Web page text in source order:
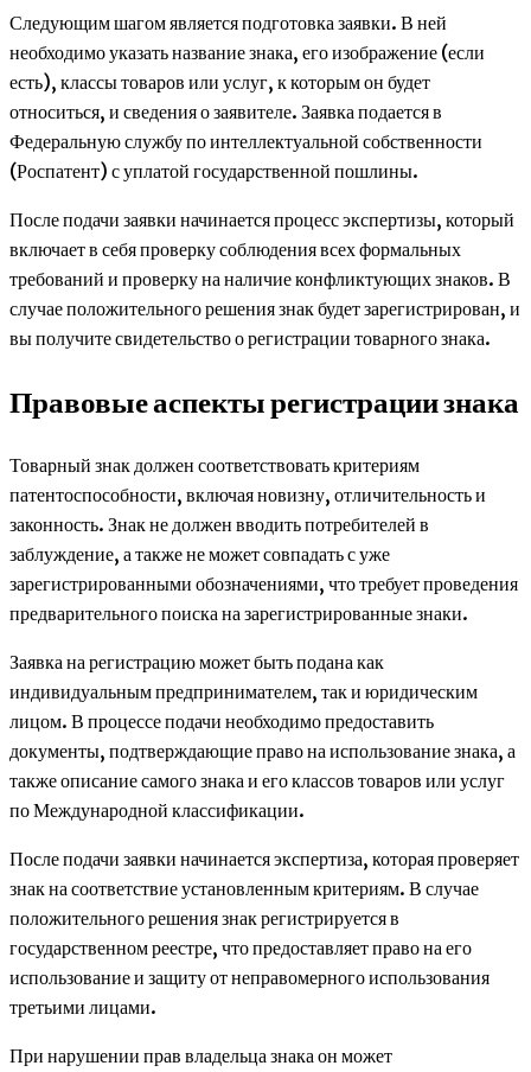
Следующим шагом является подготовка заявки. В ней
необходимо указать название знака, его изображение (если
есть), классы товаров или услуг, к которым он будет
относиться, и сведения о заявителе. Заявка подается в
Федеральную службу по интеллектуальной собственности
(Роспатент) с уплатой государственной пошлины.
После подачи заявки начинается процесс экспертизы, который
включает в себя проверку соблюдения всех формальных
требований и проверку на наличие конфликтующих знаков. В
случае положительного решения знак будет зарегистрирован, и
вы получите свидетельство о регистрации товарного знака.
Правовые аспекты регистрации знака
Товарный знак должен соответствовать критериям
патентоспособности, включая новизну, отличительность и
законность. Знак не должен вводить потребителей в
заблуждение, а также не может совпадать с уже
зарегистрированными обозначениями, что требует проведения
предварительного поиска на зарегистрированные знаки.
Заявка на регистрацию может быть подана как
индивидуальным предпринимателем, так и юридическим
лицом. В процессе подачи необходимо предоставить
документы, подтверждающие право на использование знака, а
также описание самого знака и его классов товаров или услуг
по Международной классификации.
После подачи заявки начинается экспертиза, которая проверяет
знак на соответствие установленным критериям. В случае
положительного решения знак регистрируется в
государственном реестре, что предоставляет право на его
использование и защиту от неправомерного использования
третьими лицами.
При нарушении прав владельца знака он может